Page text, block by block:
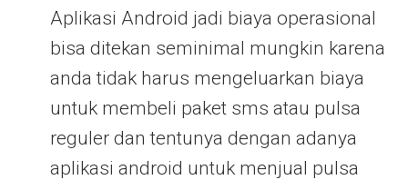
Aplikasi Android jadi biaya operasional
bisa ditekan seminimal mungkin karena
anda tidak harus mengeluarkan biaya
untuk membeli paket sms atau pulsa
reguler dan tentunya dengan adanya
aplikasi android untuk menjual pulsa